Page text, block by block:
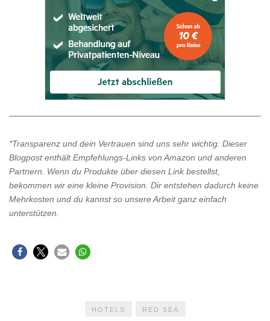
*Transparenz und dein Vertrauen sind uns sehr wichtig: Dieser
Blogpost enthält Empfehlungs-Links von Amazon und anderen
Partnern. Wenn du Produkte über diesen Link bestellst,
bekommen wir eine kleine Provision. Dir entstehen dadurch keine
Mehrkosten und du kannst so unsere Arbeit ganz einfach
unterstützen.
HOTELS RED SEA